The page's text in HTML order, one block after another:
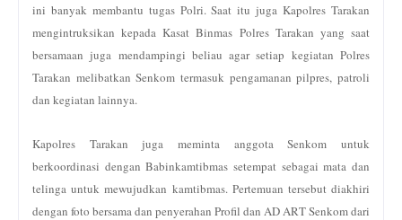
ini banyak membantu tugas Polri. Saat itu juga Kapolres Tarakan
mengintruksikan kepada Kasat Binmas Polres Tarakan yang saat
bersamaan juga mendampingi beliau agar setiap kegiatan Polres
Tarakan melibatkan Senkom termasuk pengamanan pilpres, patroli
dan kegiatan lainnya.
Kapolres Tarakan juga meminta anggota Senkom untuk
berkoordinasi dengan Babinkamtibmas setempat sebagai mata dan
telinga untuk mewujudkan kamtibmas. Pertemuan tersebut diakhiri
dengan foto bersama dan penyerahan Profil dan AD ART Senkom dari